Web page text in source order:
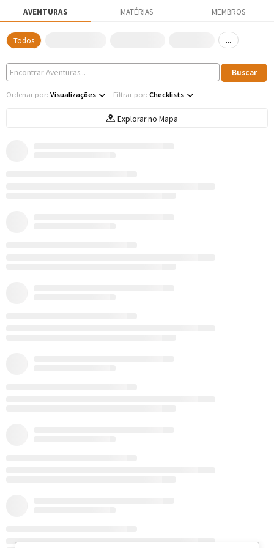
AVENTURAS MATÉRIAS MEMBROS
Todos ...
Ordenar por: Visualizações Filtrar por: Checklists
Explorar no Mapa